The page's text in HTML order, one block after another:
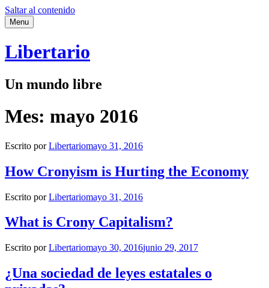
Saltar al contenido
Menu
Libertario
Un mundo libre
Mes: mayo 2016
Escrito porLibertariomayo 31, 2016
How Cronyism is Hurting the Economy
Escrito porLibertariomayo 31, 2016
What is Crony Capitalism?
Escrito porLibertariomayo 30, 2016junio 29, 2017
¿Una sociedad de leyes estatales o